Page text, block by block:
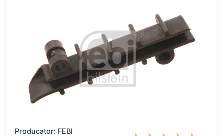
Producator: FEBI